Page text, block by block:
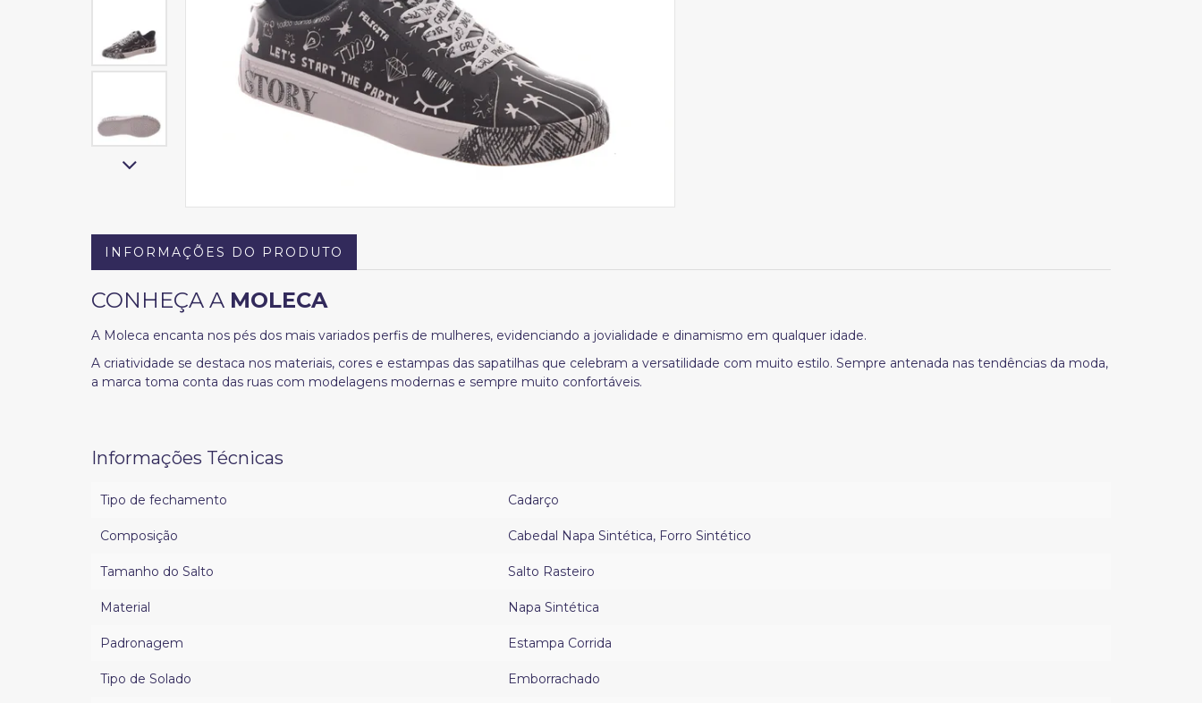
INFORMAÇÕES DO PRODUTO
CONHEÇA A MOLECA
A Moleca encanta nos pés dos mais variados perfis de mulheres, evidenciando a jovialidade e dinamismo em qualquer idade.
A criatividade se destaca nos materiais, cores e estampas das sapatilhas que celebram a versatilidade com muito estilo. Sempre antenada nas tendências da moda,
a marca toma conta das ruas com modelagens modernas e sempre muito confortáveis.
Informações Técnicas
Tipo de fechamento Cadarço
Composição Cabedal Napa Sintética, Forro Sintético
Tamanho do Salto Salto Rasteiro
Material Napa Sintética
Padronagem Estampa Corrida
Tipo de Solado Emborrachado